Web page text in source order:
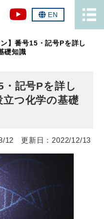
EN
】番号15・記号Pを詳し
礎知識
記号Pを詳し
立つ化学の基礎
12 2022/12/13